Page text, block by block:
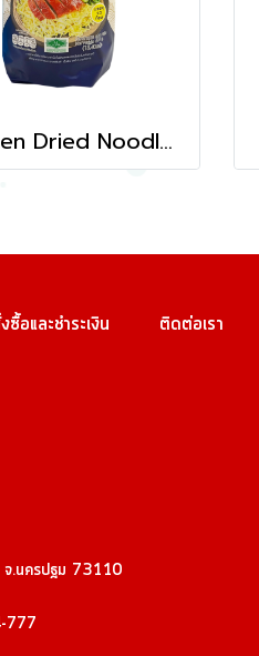
Karamen Dried Noodles
ซื้อและชำระเงิน ติดต่อเรา
จ.นครปฐม 73110
777